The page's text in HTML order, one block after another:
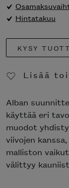
Hintatakuu
KYSY
Lisää
Alban
käyttää eri
muodot
viivojen
malliston
välittyy